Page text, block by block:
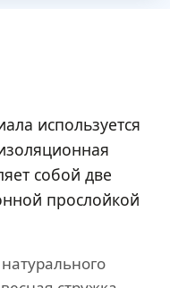
используется
собой две
прослойкой